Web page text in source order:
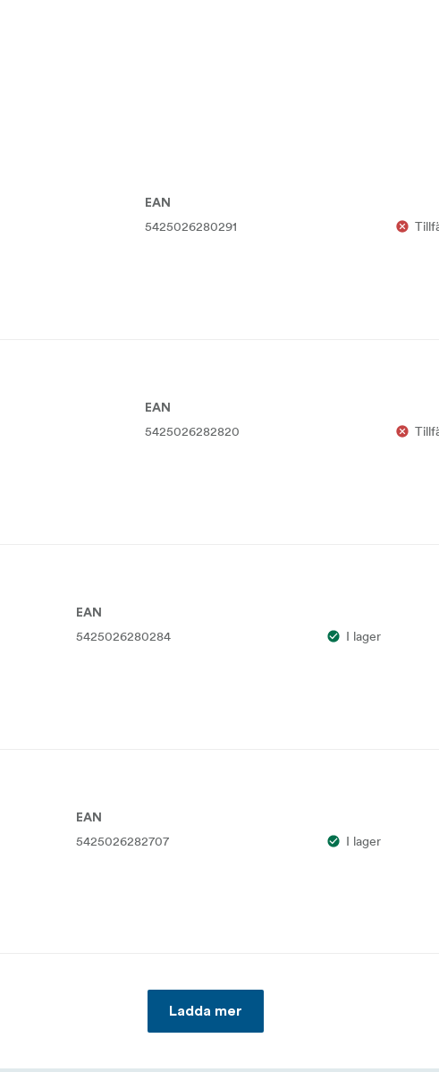
EAN
5425026280291
EAN
5425026282820
EAN
5425026280284 I lager
EAN
5425026282707 I lager
Ladda mer